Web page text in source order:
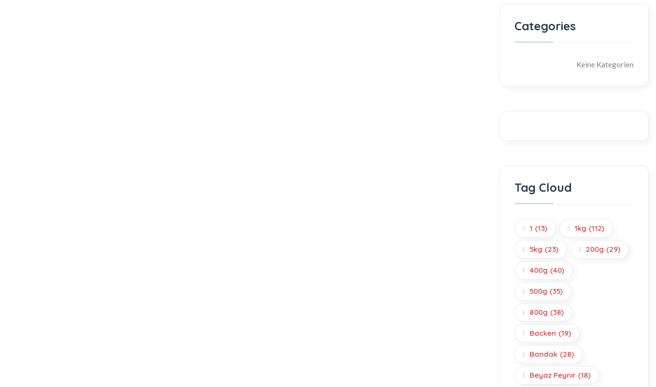
Categories
Keine Kategorien
Tag Cloud
1 (13) 1kg (112)
5kg (23) 200g (29)
400g (40)
500g (35)
800g (38)
Backen (19)
Bandak (28)
Beyaz Peynir (18)